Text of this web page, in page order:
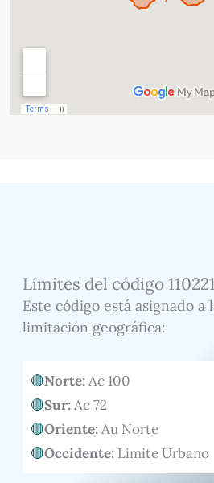
Límites del código 110221
Este código está asignado a
limitación geográfica:
Norte:Ac 100
Sur:Ac 72
Oriente:Au Norte
Occidente:Limite Urbano